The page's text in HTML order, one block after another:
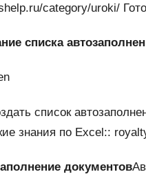
category/uroki/
списка
список
знания по Excel::
документов